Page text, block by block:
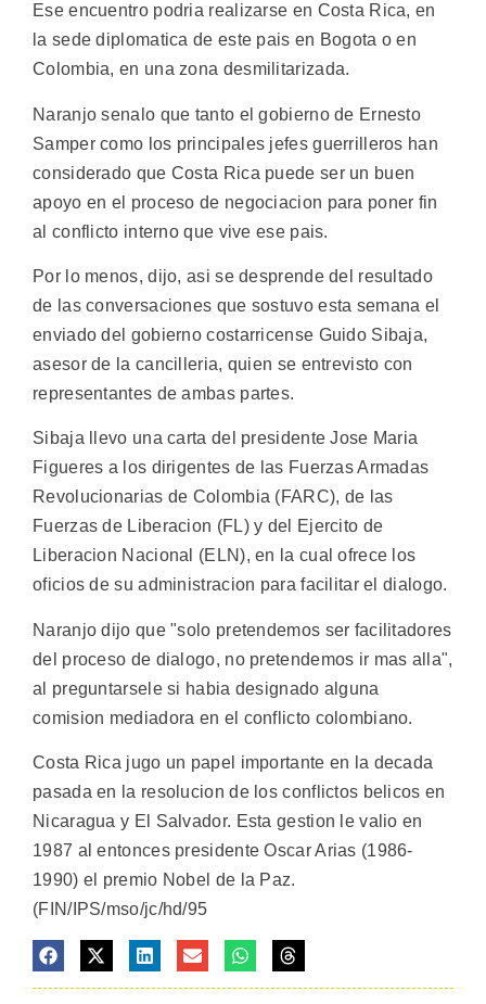
Ese encuentro podria realizarse en Costa Rica, en
la sede diplomatica de este pais en Bogota o en
Colombia, en una zona desmilitarizada.
Naranjo senalo que tanto el gobierno de Ernesto
Samper como los principales jefes guerrilleros han
considerado que Costa Rica puede ser un buen
apoyo en el proceso de negociacion para poner fin
al conflicto interno que vive ese pais.
Por lo menos, dijo, asi se desprende del resultado
de las conversaciones que sostuvo esta semana el
enviado del gobierno costarricense Guido Sibaja,
asesor de la cancilleria, quien se entrevisto con
representantes de ambas partes.
Sibaja llevo una carta del presidente Jose Maria
Figueres a los dirigentes de las Fuerzas Armadas
Revolucionarias de Colombia (FARC), de las
Fuerzas de Liberacion (FL) y del Ejercito de
Liberacion Nacional (ELN), en la cual ofrece los
oficios de su administracion para facilitar el dialogo.
Naranjo dijo que "solo pretendemos ser facilitadores
del proceso de dialogo, no pretendemos ir mas alla",
al preguntarsele si habia designado alguna
comision mediadora en el conflicto colombiano.
Costa Rica jugo un papel importante en la decada
pasada en la resolucion de los conflictos belicos en
Nicaragua y El Salvador. Esta gestion le valio en
1987 al entonces presidente Oscar Arias (1986-
1990) el premio Nobel de la Paz.
(FIN/IPS/mso/jc/hd/95